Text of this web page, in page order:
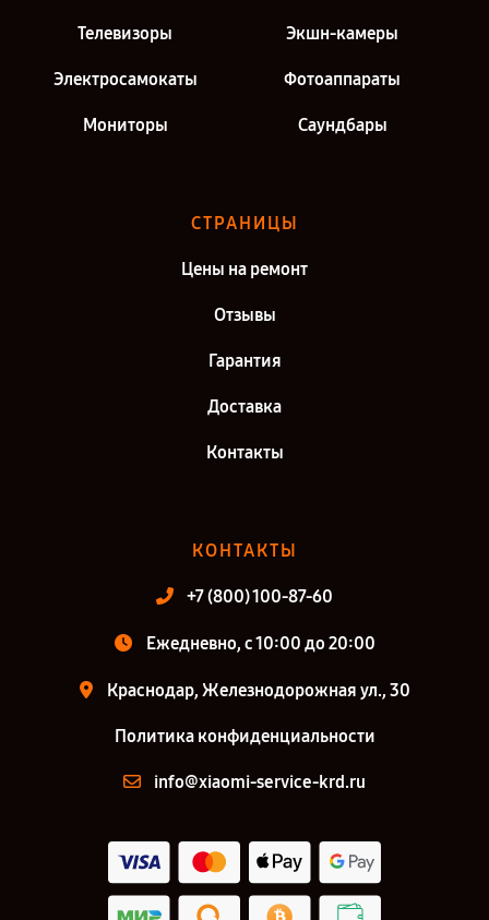
Телевизоры Экшн-камеры
Электросамокаты Фотоаппараты
Мониторы Саундбары
СТРАНИЦЫ
Цены на ремонт
Отзывы
Гарантия
Доставка
Контакты
КОНТАКТЫ
+7 (800) 100-87-60
Ежедневно, с 10:00 до 20:00
Краснодар, Железнодорожная ул., 30
Политика конфиденциальности
info@xiaomi-service-krd.ru